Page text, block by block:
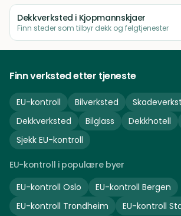
Dekkverksted i Kjopmannskjaer
Finn steder som tilbyr dekk og felgtjenester
Finn verksted etter tjeneste
EU-kontroll Bilverksted
Dekkverksted
Bilglass Dekkhotell
Sjekk EU-kontroll
EU-kontroll i populære byer
EU-kontroll Oslo EU-kontroll Bergen
EU-kontroll Trondheim EU-kontroll